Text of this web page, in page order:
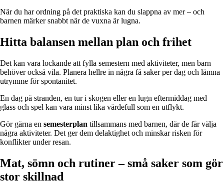
När du har ordning på det praktiska kan du slappna av mer – och
barnen märker snabbt när de vuxna är lugna.
Hitta balansen mellan plan och frihet
Det kan vara lockande att fylla semestern med aktiviteter, men barn
behöver också vila. Planera hellre in några få saker per dag och lämna
utrymme för spontanitet.
En dag på stranden, en tur i skogen eller en lugn eftermiddag med
glass och spel kan vara minst lika värdefull som en utflykt.
Gör gärna en semesterplan tillsammans med barnen, där de får välja
några aktiviteter. Det ger dem delaktighet och minskar risken för
konflikter under resan.
Mat, sömn och rutiner – små saker som gör
stor skillnad